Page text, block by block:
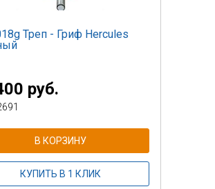
Треп - Гриф Hercules
руб.
В КОРЗИНУ
КУПИТЬ В 1 КЛИК